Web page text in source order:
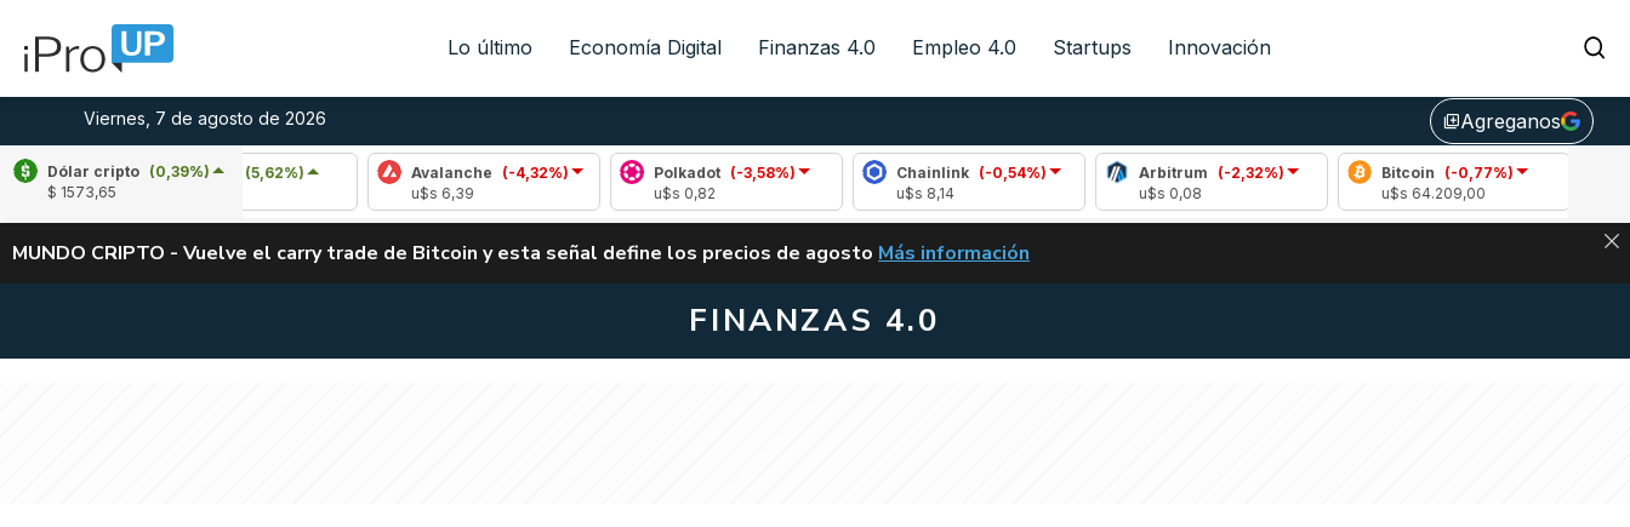
Lo último Economía Digital Finanzas 4.0 Empleo 4.0 Startups Innovación
Viernes, 7 de agosto de 2026 library_addAgreganos
Dólar cripto (0,39%)
$ 1573,65
Cardano
(5,62%)
u$s 0,20
Avalanche (-4,32%)
Polkadot
(-3,58%)
Chainlink (-0,54%)
Arbitrum (-2,32%)
Bitcoin
(-0,77%)
u$s 64.209,00
ALERTA
MUNDO CRIPTO - Vuelve el carry trade de Bitcoin y esta señal define los precios de agosto VUELVE EL CARRY TRADE DE BITCOIN Y ESTA SEÑAL DEFINE LOS PRECIOS DE
Más información
FINANZAS 4.0